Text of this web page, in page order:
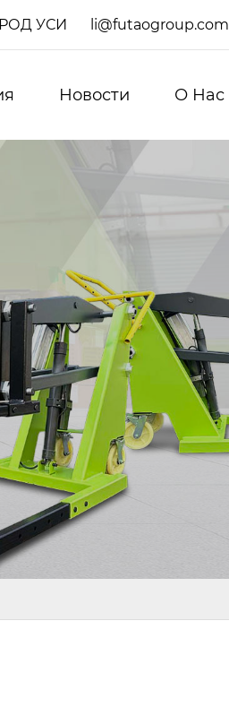
УСИ li@futaogroup.com
Новости О Нас